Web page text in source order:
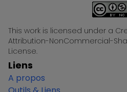
This work is licensed under a
Attribution-NonCommercial-
License.
Liens
A propos